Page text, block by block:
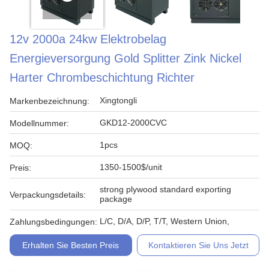
12v 2000a 24kw Elektrobelag
Energieversorgung Gold Splitter Zink Nickel
Harter Chrombeschichtung Richter
Markenbezeichnung: Xingtongli
Modellnummer: GKD12-2000CVC
MOQ: 1pcs
Preis: 1350-1500$/unit
Verpackungsdetails:
strong plywood standard exporting
package
Zahlungsbedingungen: L/C, D/A, D/P, T/T, Western Union,
Erhalten Sie Besten Preis Kontaktieren Sie Uns Jetzt